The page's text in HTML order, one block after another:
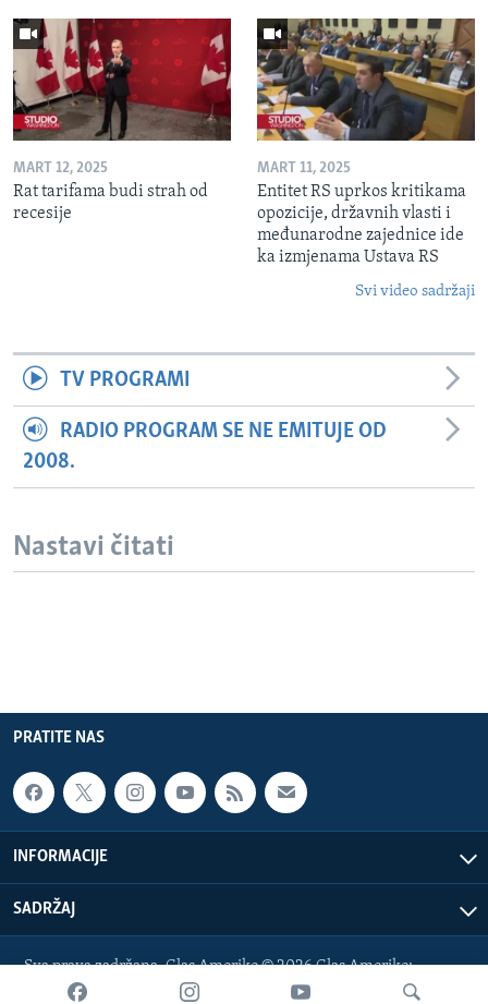
MART 12, 2025
Rat tarifama budi strah od
recesije
MART 11, 2025
Entitet RS uprkos kritikama
opozicije, državnih vlasti i
međunarodne zajednice ide
ka izmjenama Ustava RS
Svi video sadržaji
TV PROGRAMI
RADIO PROGRAM SE NE EMITUJE OD
2008.
Nastavi čitati
PRATITE NAS
INFORMACIJE
SADRŽAJ
Sva prava zadržana. Glas Amerike © 2026 Glas Amerike:
bosnian-service@voanews.com